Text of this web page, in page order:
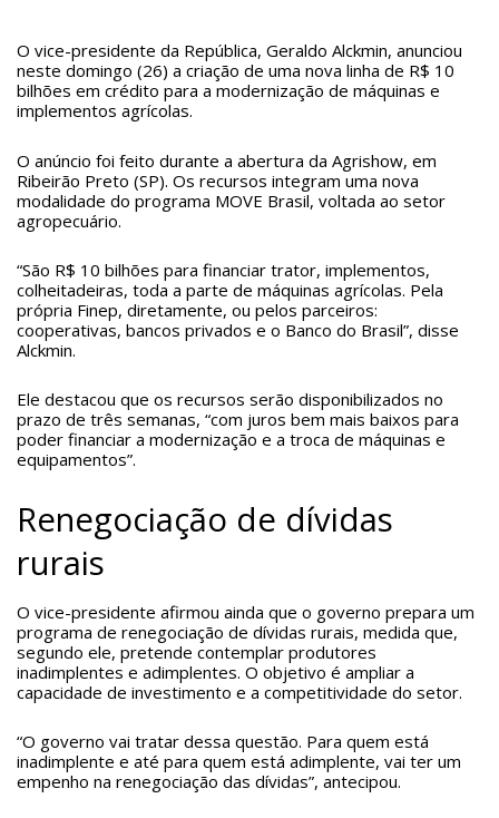
O vice-presidente da República, Geraldo Alckmin, anunciou
neste domingo (26) a criação de uma nova linha de R$ 10
bilhões em crédito para a modernização de máquinas e
implementos agrícolas.
O anúncio foi feito durante a abertura da Agrishow, em
Ribeirão Preto (SP). Os recursos integram uma nova
modalidade do programa MOVE Brasil, voltada ao setor
agropecuário.
“São R$ 10 bilhões para financiar trator, implementos,
colheitadeiras, toda a parte de máquinas agrícolas. Pela
própria Finep, diretamente, ou pelos parceiros:
cooperativas, bancos privados e o Banco do Brasil”, disse
Alckmin.
Ele destacou que os recursos serão disponibilizados no
prazo de três semanas, “com juros bem mais baixos para
poder financiar a modernização e a troca de máquinas e
equipamentos”.
Renegociação de dívidas
rurais
O vice-presidente afirmou ainda que o governo prepara um
programa de renegociação de dívidas rurais, medida que,
segundo ele, pretende contemplar produtores
inadimplentes e adimplentes. O objetivo é ampliar a
capacidade de investimento e a competitividade do setor.
“O governo vai tratar dessa questão. Para quem está
inadimplente e até para quem está adimplente, vai ter um
empenho na renegociação das dívidas”, antecipou.